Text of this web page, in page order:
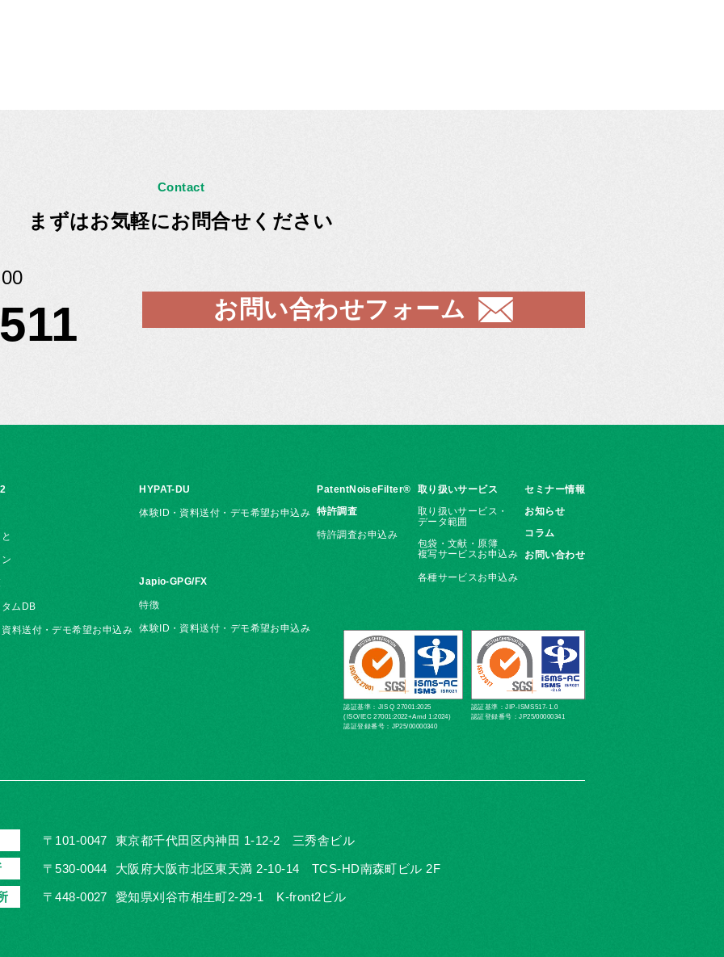
Contact
まずはお気軽にお問合せください
お問い合わせフォーム
ムDB
料送付・デモ希望お申込み
HYPAT-DU
体験ID・資料送付・デモ希望お申込み
Japio-GPG/FX
特徴
体験ID・資料送付・デモ希望お申込み
PatentNoiseFilter®
特許調査
特許調査お申込み
取り扱いサービス
取り扱いサービス・
データ範囲
包袋・文献・原簿
複写サービスお申込み
各種サービスお申込み
セミナー情報
お知らせ
コラム
お問い合わせ
認証基準：JIS Q 27001:2025
(ISO/IEC 27001:2022+Amd 1:2024)
認証登録番号：JP25/00000340
認証基準：JIP-ISMS517-1.0
認証登録番号：JP25/00000341
〒101-0047 東京都千代田区内神田 1-12-2 三秀舎ビル
〒530-0044 大阪府大阪市北区東天満 2-10-14 TCS-HD南森町ビル 2F
〒448-0027 愛知県刈谷市相生町2-29-1 K-front2ビル